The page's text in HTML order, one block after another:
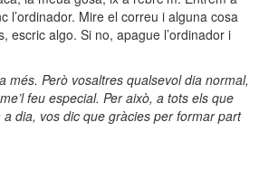
l’ordinador. Mire el correu i alguna cosa
escric algo. Si no, apague l’ordinador i
més. Però vosaltres qualsevol dia normal,
feu especial. Per això, a tots els que
dia, vos dic que gràcies per formar part